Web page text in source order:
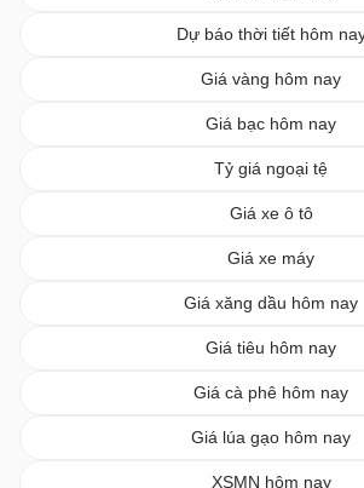
Dự báo thời tiết hôm
Giá vàng hôm nay
Giá bạc hôm nay
Tỷ giá ngoại tệ
Giá xe ô tô
Giá xe máy
Giá xăng dầu hôm nay
Giá tiêu hôm nay
Giá cà phê hôm nay
Giá lúa gạo hôm nay
XSMN hôm nay